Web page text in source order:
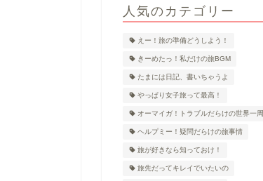
人気のカテゴリー
えー！旅の準備どうしよう！
きーめたっ！私だけの旅BGM
たまには日記、書いちゃうよ
やっぱり女子旅って最高！
オーマイガ！トラブルだらけの世界一周
ヘルプミー！疑問だらけの旅事情
旅が好きなら知っておけ！
旅先だってキレイでいたいの